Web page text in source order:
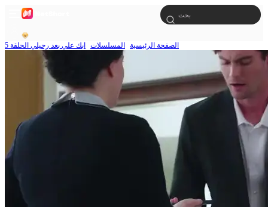
الصفحة الرئيسية المسلسلات ابك علي بعد رحيلي الحلقة 5